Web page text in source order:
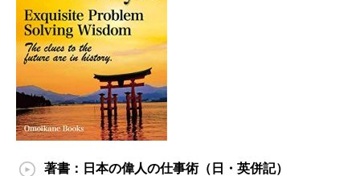
著書：日本の偉人の仕事術（日・英併記）